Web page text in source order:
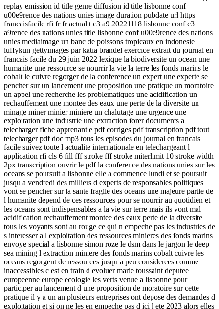
replay emission id title genre diffusion id title lisbonne conf
u00e9rence des nations unies image duration pubdate url https
francaisfacile rfi fr fr actualit c3 a9 20221118 lisbonne conf c3
a9rence des nations unies title lisbonne conf u00e9rence des nations
unies mediaimage un banc de poissons tropicaux en indonesie
luffykun gettyimages par katia brandel exercice extrait du journal en
francais facile du 29 juin 2022 lexique la biodiversite un ocean une
humanite une ressource se nourrir la vie la terre les fonds marins le
cobalt le cuivre regorger de la conference un expert une experte se
pencher sur un lancement une proposition une pratique un moratoire
un appel une recherche les problematiques une acidification un
rechauffement une montee des eaux une perte de la diversite un
minage miner minier miniere un chalutage une urgence une
exploitation une industrie une extraction forer documents a
telecharger fiche apprenant e pdf corriges pdf transcription pdf tout
telecharger pdf doc mp3 tous les episodes du journal en francais
facile suivez toute l actualite internationale en telechargeant l
application rfi cls 6 fill fff stroke fff stroke miterlimit 10 stroke width
2px transcription ouvrir le pdf la conference des nations unies sur les
oceans se poursuit a lisbonne elle a commence lundi et se poursuit
jusqu a vendredi des milliers d experts de responsables politiques
vont se pencher sur la sante fragile des oceans une majeure partie de
l humanite depend de ces ressources pour se nourrir au quotidien et
les oceans sont indispensables a la vie sur terre mais ils vont mal
acidification rechauffement montee des eaux perte de la diversite
tous les voyants sont au rouge ce qui n empeche pas les industries de
s interesser a l exploitation des ressources minieres des fonds marins
envoye special a lisbonne simon roze le dsm dans le jargon le deep
sea mining l extraction miniere des fonds marins cobalt cuivre les
oceans regorgent de ressources jusqu a peu considerees comme
inaccessibles c est en train d evoluer marie toussaint deputee
europeenne europe ecologie les verts venue a lisbonne pour
participer au lancement d une proposition de moratoire sur cette
pratique il y a un an plusieurs entreprises ont depose des demandes d
exploitation et si on ne les en empeche pas d ici l ete 2023 alors elles